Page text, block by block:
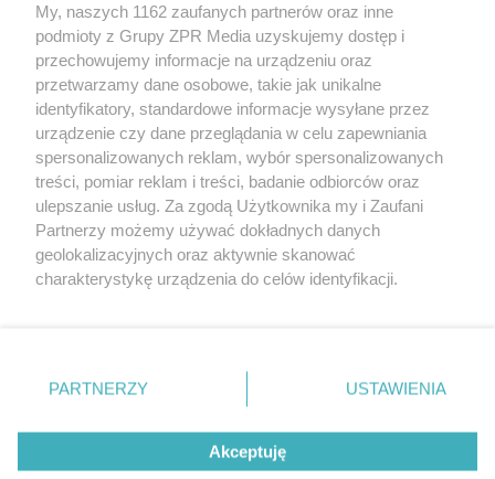
Żaden utwór zamieszczony w serwisie nie może być powielany i
rozpowszechniany lub dalej rozpowszechniany w jakikolwiek sposób (w
tym także elektroniczny lub mechaniczny) na jakimkolwiek polu
eksploatacji w jakiejkolwiek formie, włącznie z umieszczaniem w
Internecie bez pisemnej zgody właściciela praw. Jakiekolwiek użycie lub
wykorzystanie utworów w całości lub w części z naruszeniem prawa,
tzn. bez właściwej zgody, jest zabronione pod groźbą kary i może być
ścigane prawnie.
© 2026 Grupa ZPR Media
My, naszych 1162 zaufanych partnerów oraz inne
podmioty z Grupy ZPR Media uzyskujemy dostęp i
przechowujemy informacje na urządzeniu oraz
przetwarzamy dane osobowe, takie jak unikalne
identyfikatory, standardowe informacje wysyłane przez
urządzenie czy dane przeglądania w celu zapewniania
spersonalizowanych reklam, wybór spersonalizowanych
treści, pomiar reklam i treści, badanie odbiorców oraz
ulepszanie usług. Za zgodą Użytkownika my i Zaufani
Partnerzy możemy używać dokładnych danych
geolokalizacyjnych oraz aktywnie skanować
charakterystykę urządzenia do celów identyfikacji.
zmienić/wycofać klikając przycisk ustawień prywatności
znajdujący się w lewym dolnym rogu strony
rodzaje przetwarzania danych nie wymagają zgody
użytkownika, ale masz prawo sprzeciwić się takiemu
PARTNERZY USTAWIENIA
Akceptuję